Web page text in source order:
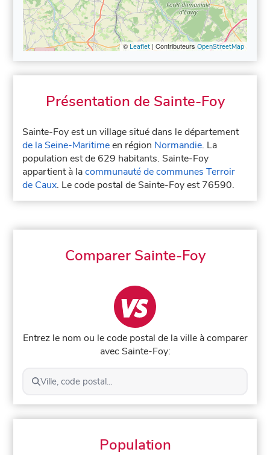
© Leaflet| Contributeurs OpenStreetMap
Présentation de Sainte-Foy
Sainte-Foy est un village situé dans le département
de la Seine-Maritimeen région Normandie. La
population est de 629 habitants. Sainte-Foy
appartient à lacommunauté de communes Terroir
de Caux. Le code postal de Sainte-Foy est 76590.
Comparer Sainte-Foy
Entrez le nom ou le code postal de la ville à comparer
avec Sainte-Foy:
Ville, code postal...
Population